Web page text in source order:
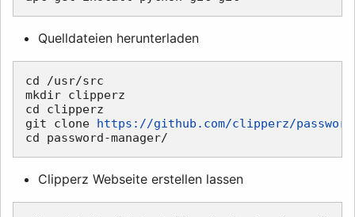
Quelldateien herunterladen
cd /usr/src
mkdir clipperz
cd clipperz
git clone https://github.com/clipperz/
Clipperz Webseite erstellen lassen